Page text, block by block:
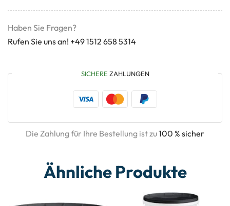
Haben Sie Fragen?
Rufen Sie uns an! +49 1512 658 5314
SICHERE ZAHLUNGEN
Die Zahlung für Ihre Bestellung ist zu100 % sicher
Ähnliche Produkte